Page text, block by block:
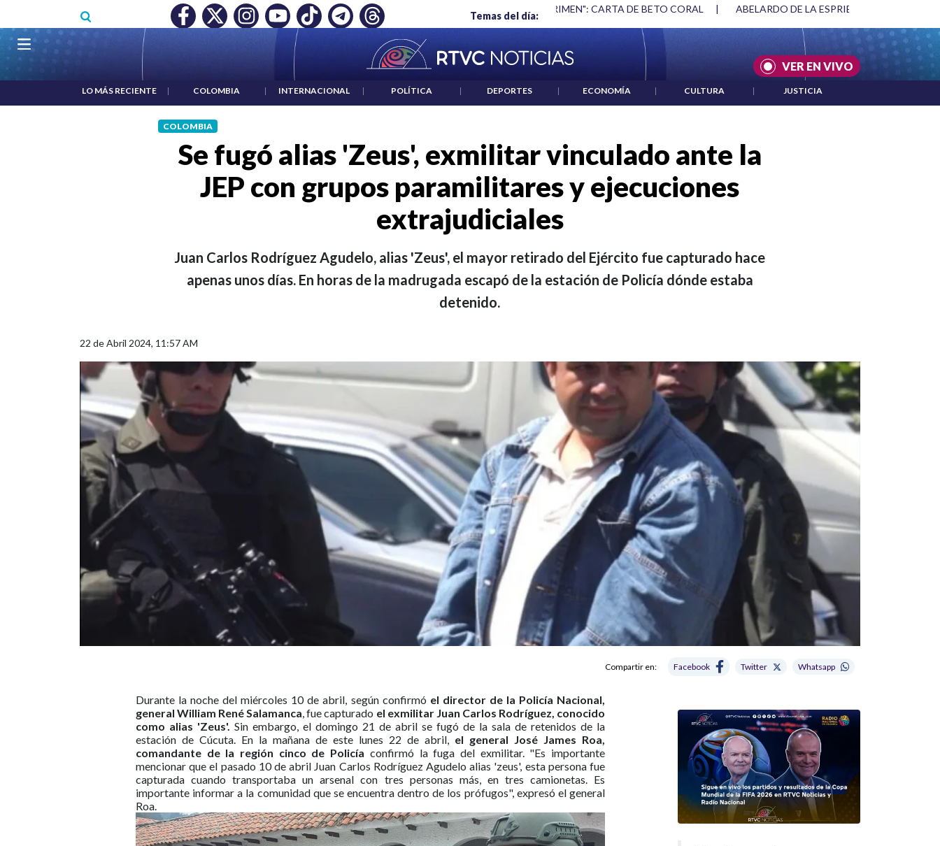
Temas del día:
RECONOCIMIENTO A RTVC SALARIO MÍNIMO NO DESTRUYÓ EMPLEO: JP MORGAN "HABLAR NO ES UN CRIMEN": CARTA DE BETO CORAL | ABELARDO DE LA ESPRIELLA Y DMG
VER EN VIVO
Navegación principal
LO MÁS RECIENTE | COLOMBIA | INTERNACIONAL | POLÍTICA | DEPORTES | ECONOMÍA | CULTURA | JUSTICIA
COLOMBIA
Se fugó alias 'Zeus', exmilitar vinculado ante la
JEP con grupos paramilitares y ejecuciones
extrajudiciales
Juan Carlos Rodríguez Agudelo, alias 'Zeus', el mayor retirado del Ejército fue capturado hace
apenas unos días. En horas de la madrugada escapó de la estación de Policía dónde estaba
detenido.
22 de Abril 2024, 11:57 AM
Compartir en: Facebook Twitter Whatsapp
Durante la noche del miércoles 10 de abril, según confirmó el director de la Policía Nacional,
general William René Salamanca, fue capturado el exmilitar Juan Carlos Rodríguez, conocido
como alias 'Zeus'. Sin embargo, el domingo 21 de abril se fugó de la sala de retenidos de la
estación de Cúcuta. En la mañana de este lunes 22 de abril, el general José James Roa,
comandante de la región cinco de Policía confirmó la fuga del exmilitar. "Es importante
mencionar que el pasado 10 de abril Juan Carlos Rodríguez Agudelo alias 'zeus', esta persona fue
capturada cuando transportaba un arsenal con tres personas más, en tres camionetas. Es
importante informar a la comunidad que se encuentra dentro de los prófugos", expresó el general
Roa.